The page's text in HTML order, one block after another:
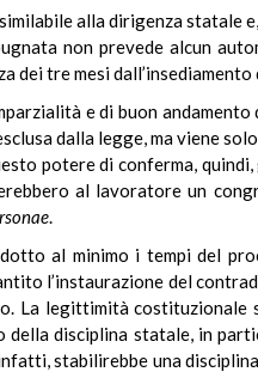
alla dirigenza statale
non prevede alcun
dei tre mesi
e di buon andamento
dalla legge, ma viene
potere di conferma,
al lavoratore un
.
al minimo i tempi del
l’instaurazione del
La legittimità costituzionale
disciplina statale, in
stabilirebbe una